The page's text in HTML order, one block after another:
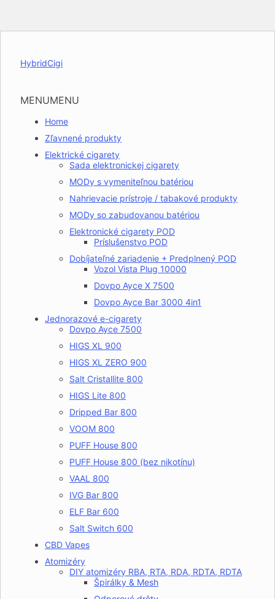
HybridCigi
MENUMENU
Home
Zľavnené produkty
Elektrické cigarety
Sada elektronickej cigarety
MODy s vymeniteľnou batériou
Nahrievacie prístroje / tabakové produkty
MODy so zabudovanou batériou
Elektronické cigarety POD
Príslušenstvo POD
Dobíjateľné zariadenie + Predplnený POD
Vozol Vista Plug 10000
Dovpo Ayce X 7500
Dovpo Ayce Bar 3000 4in1
Jednorazové e-cigarety
Dovpo Ayce 7500
HIGS XL 900
HIGS XL ZERO 900
Salt Cristallite 800
HIGS Lite 800
Dripped Bar 800
VOOM 800
PUFF House 800
PUFF House 800 (bez nikotínu)
VAAL 800
IVG Bar 800
ELF Bar 600
Salt Switch 600
CBD Vapes
Atomizéry
DIY atomizéry RBA, RTA, RDA, RDTA, RDTA
Špirálky & Mesh